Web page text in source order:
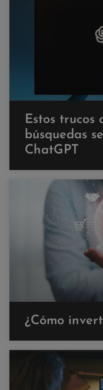
Estos trucos
búsquedas
ChatGPT
¿Cómo